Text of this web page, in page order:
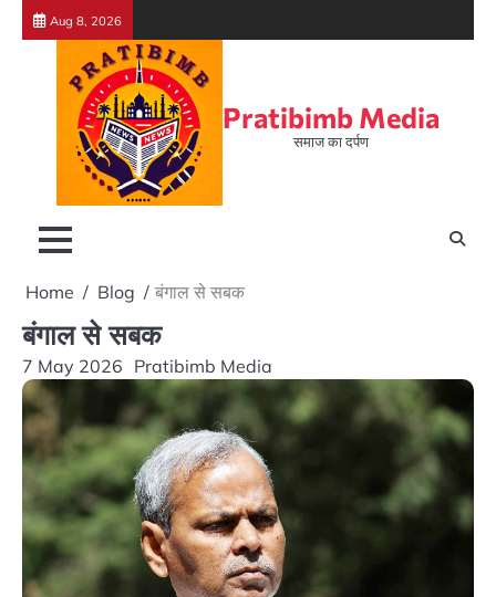
Skip
Aug 8, 2026
Pratibimb Media
समाज का दर्पण
Home Blog बंगाल से सबक
बंगाल से सबक
7 May 2026 Pratibimb Media